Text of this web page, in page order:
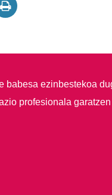
babesa ezinbestekoa
profesionala garatzen